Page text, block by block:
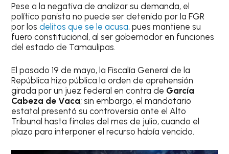
Pese a la negativa de analizar su demanda, el
político panista no puede ser detenido por la FGR
por losdelitos que se le acusa, pues mantiene su
fuero constitucional, al ser gobernador en funciones
del estado de Tamaulipas.
El pasado 19 de mayo, la Fiscalía General de la
República hizo pública la orden de aprehensión
girada por un juez federal en contra de García
Cabeza de Vaca; sin embargo, el mandatario
estatal presentó su controversia ante el Alto
Tribunal hasta finales del mes de julio, cuando el
plazo para interponer el recurso había vencido.